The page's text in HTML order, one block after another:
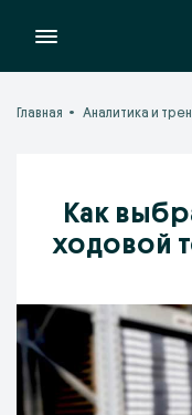
Главная Аналитика и
Как
ходовой